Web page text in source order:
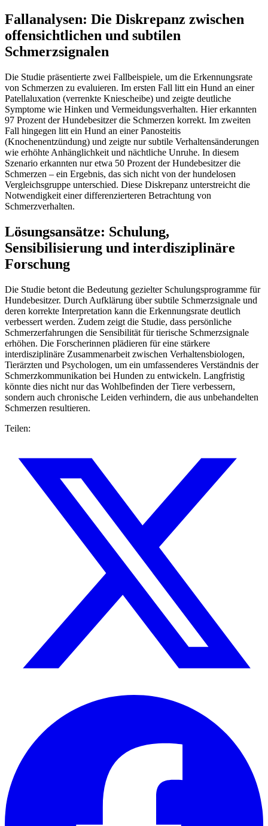
Fallanalysen: Die Diskrepanz zwischen
offensichtlichen und subtilen
Schmerzsignalen
Die Studie präsentierte zwei Fallbeispiele, um die Erkennungsrate
von Schmerzen zu evaluieren. Im ersten Fall litt ein Hund an einer
Patellaluxation (verrenkte Kniescheibe) und zeigte deutliche
Symptome wie Hinken und Vermeidungsverhalten. Hier erkannten
97 Prozent der Hundebesitzer die Schmerzen korrekt. Im zweiten
Fall hingegen litt ein Hund an einer Panosteitis
(Knochenentzündung) und zeigte nur subtile Verhaltensänderungen
wie erhöhte Anhänglichkeit und nächtliche Unruhe. In diesem
Szenario erkannten nur etwa 50 Prozent der Hundebesitzer die
Schmerzen – ein Ergebnis, das sich nicht von der hundelosen
Vergleichsgruppe unterschied. Diese Diskrepanz unterstreicht die
Notwendigkeit einer differenzierteren Betrachtung von
Schmerzverhalten.
Lösungsansätze: Schulung,
Sensibilisierung und interdisziplinäre
Forschung
Die Studie betont die Bedeutung gezielter Schulungsprogramme für
Hundebesitzer. Durch Aufklärung über subtile Schmerzsignale und
deren korrekte Interpretation kann die Erkennungsrate deutlich
verbessert werden. Zudem zeigt die Studie, dass persönliche
Schmerzerfahrungen die Sensibilität für tierische Schmerzsignale
erhöhen. Die Forscherinnen plädieren für eine stärkere
interdisziplinäre Zusammenarbeit zwischen Verhaltensbiologen,
Tierärzten und Psychologen, um ein umfassenderes Verständnis der
Schmerzkommunikation bei Hunden zu entwickeln. Langfristig
könnte dies nicht nur das Wohlbefinden der Tiere verbessern,
sondern auch chronische Leiden verhindern, die aus unbehandelten
Schmerzen resultieren.
Teilen: